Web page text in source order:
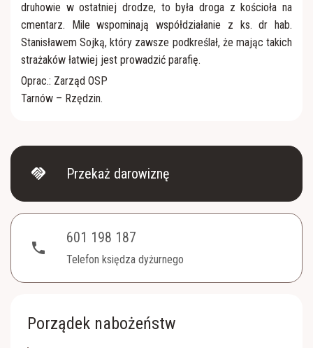
handshake Przekaż darowiznę
phone
601 198 187
Telefon księdza dyżurnego
Porządek nabożeństw
druhowie w ostatniej drodze, to była droga z kościoła na
cmentarz. Mile wspominają współdziałanie z ks. dr hab.
Stanisławem Sojką, który zawsze podkreślał, że mając takich
strażaków łatwiej jest prowadzić parafię.
Oprac.: Zarząd OSP
Tarnów – Rzędzin.